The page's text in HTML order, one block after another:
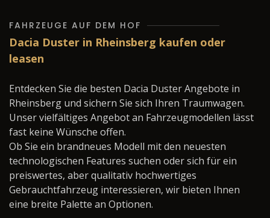
FAHRZEUGE AUF DEM HOF
Dacia Duster in Rheinsberg kaufen oder
leasen
Entdecken Sie die besten Dacia Duster Angebote in
Rheinsberg und sichern Sie sich Ihren Traumwagen.
Unser vielfältiges Angebot an Fahrzeugmodellen lässt
fast keine Wünsche offen.
Ob Sie ein brandneues Modell mit den neuesten
technologischen Features suchen oder sich für ein
preiswertes, aber qualitativ hochwertiges
Gebrauchtfahrzeug interessieren, wir bieten Ihnen
eine breite Palette an Optionen.